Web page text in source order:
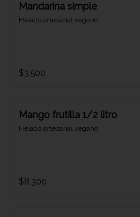
Mandarina simple
Helado artesanal vegano
$3.500
Mango frutilla 1/2 litro
Helado artesanal vegano
$8.300